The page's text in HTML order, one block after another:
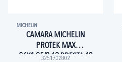
MICHELIN
CAMARA MICHELIN
PROTEK MAX
26X1.85/2.40 PRESTA 48
3251702802